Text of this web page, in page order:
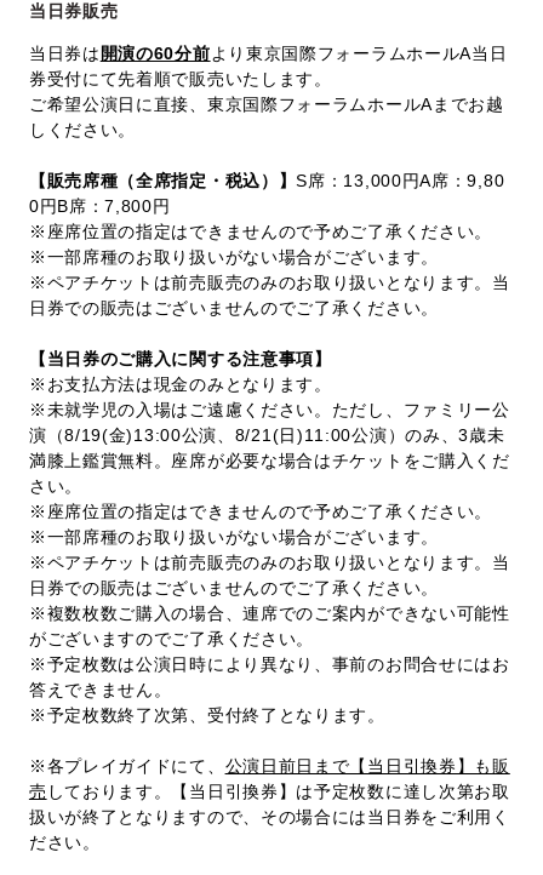
当日券販売
当日券は 開演の60分前より東京国際フォーラムホールA当日
券受付にて先着順で販売いたします。
ご希望公演日に直接、東京国際フォーラムホールAまでお越
しください。
【販売席種（全席指定・税込）】S席：13,000円A席：9,80
0円B席：7,800円
※座席位置の指定はできませんので予めご了承ください。
※一部席種のお取り扱いがない場合がございます。
※ペアチケットは前売販売のみのお取り扱いとなります。当
日券での販売はございませんのでご了承ください。
【当日券のご購入に関する注意事項】
※お支払方法は現金のみとなります。
※未就学児の入場はご遠慮ください。ただし、ファミリー公
演（8/19(金)13:00公演、8/21(日)11:00公演）のみ、3歳未
満膝上鑑賞無料。座席が必要な場合はチケットをご購入くだ
さい。
※座席位置の指定はできませんので予めご了承ください。
※一部席種のお取り扱いがない場合がございます。
※ペアチケットは前売販売のみのお取り扱いとなります。当
日券での販売はございませんのでご了承ください。
※複数枚数ご購入の場合、連席でのご案内ができない可能性
がございますのでご了承ください。
※予定枚数は公演日時により異なり、事前のお問合せにはお
答えできません。
※予定枚数終了次第、受付終了となります。
※各プレイガイドにて、 公演日前日まで【当日引換券】も販
売 しております。【当日引換券】は予定枚数に達し次第お取
扱いが終了となりますので、その場合には当日券をご利用く
ださい。